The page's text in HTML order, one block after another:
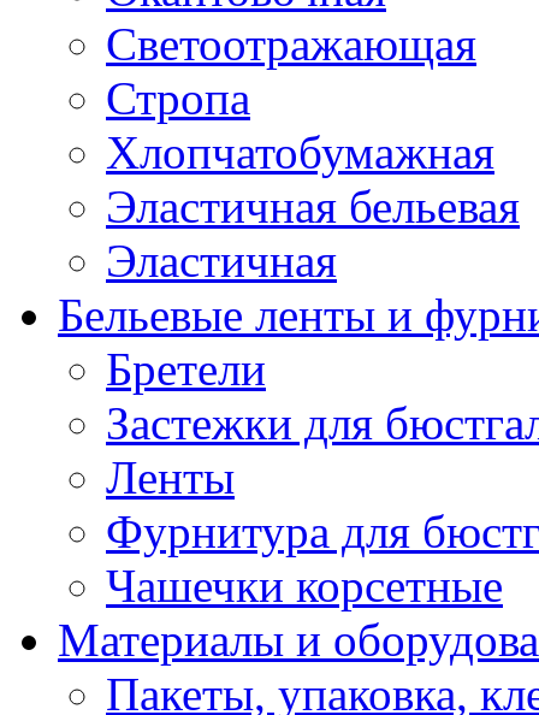
Светоотражающая
Стропа
Хлопчатобумажная
Эластичная бельевая
Эластичная
Бельевые ленты и
Бретели
Застежки для
Ленты
Фурнитура для
Чашечки корсетные
Материалы и
Пакеты, упаковка,